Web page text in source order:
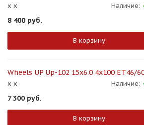
x x Наличие:
8 400 руб.
В корзину
Wheels UP Up-102 15x6.0 4x100 ET46/
x x Наличие:
7 300 руб.
В корзину